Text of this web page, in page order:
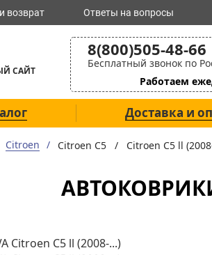
возврат Ответы на вопросы
САЙТ
8(800)505-48-66
Бесплатный звонок по
Работаем
Доставка и
Citroen Citroen C5 / Citroen C5 ll
АВТОКОВРИКИ